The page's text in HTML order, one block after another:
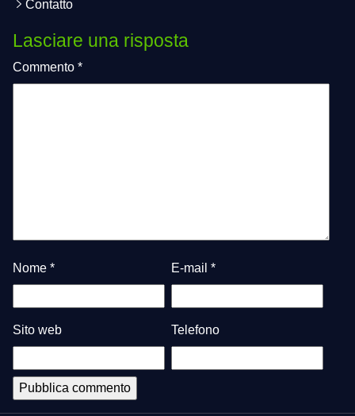
Contatto
Lasciare una risposta
Commento *
Nome * E-mail *
Sito web Telefono